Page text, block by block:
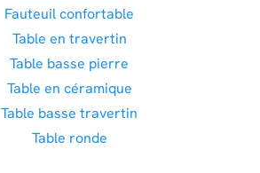
Fauteuil confortable
Table en travertin
Table basse pierre
Table en céramique
Table basse travertin
Table ronde